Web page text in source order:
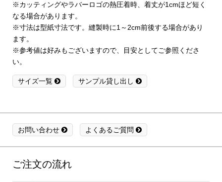
※カッティングやラバーロゴの熱圧着時、着丈が1cmほど短く
なる場合があります。
※寸法は型紙寸法です。縫製時に1～2cm前後する場合があり
ます。
※参考値は好みもございますので、目安としてご参照くださ
い。
サイズ一覧 サンプル貸し出し
お問い合わせ よくあるご質問
ご注文の流れ